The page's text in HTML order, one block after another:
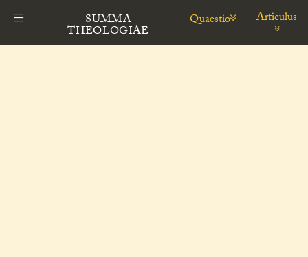
SUMMA
THEOLOGIAE
Quaestio Articulus